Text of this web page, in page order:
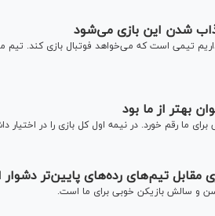
شدن این بازی می‌شود
تیمی است که می‌خواهد فوتبال بازی کند. تیم
بهتر از ما بود
ما رقم خورد. در نیمه اول کل بازی را در اختیار
مقابل تیم‌های رده‌های پایین‌تر
و سالش بازیکن خوبی برای ما است.